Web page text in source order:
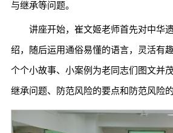
与继承等问题。
讲座开始，崔文姬老师首先对中华
绍，随后运用通俗易懂的语言，灵活有
个个小故事、小案例为老同志们图文并
继承问题、防范风险的要点和防范风险的